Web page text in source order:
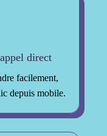
direct
facilement,
depuis mobile.